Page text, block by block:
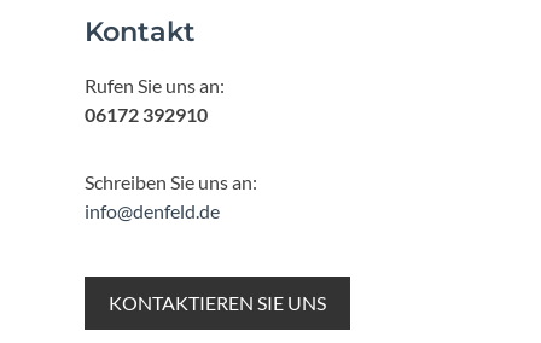
Kontakt
Rufen Sie uns an:
06172 392910
Schreiben Sie uns an:
info@denfeld.de
KONTAKTIEREN SIE UNS